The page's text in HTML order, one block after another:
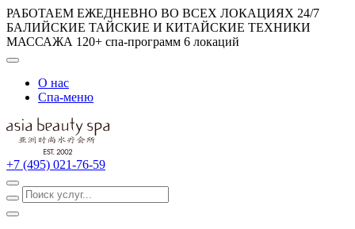
РАБОТАЕМ ЕЖЕДНЕВНО ВО ВСЕХ ЛОКАЦИЯХ 24/7
БАЛИЙСКИЕ ТАЙСКИЕ И КИТАЙСКИЕ ТЕХНИКИ
МАССАЖА 120+ спа-программ 6 локаций
О нас
Спа-меню
+7 (495) 021-76-59